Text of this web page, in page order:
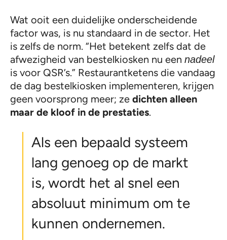
Wat ooit een duidelijke onderscheidende
factor was, is nu standaard in de sector. Het
is zelfs de norm. “Het betekent zelfs dat de
afwezigheid van bestelkiosken nu een nadeel
is voor QSR’s.” Restaurantketens die vandaag
de dag bestelkiosken implementeren, krijgen
geen voorsprong meer; ze dichten alleen
maar de kloof in de prestaties.
Als een bepaald systeem
lang genoeg op de markt
is, wordt het al snel een
absoluut minimum om te
kunnen ondernemen.